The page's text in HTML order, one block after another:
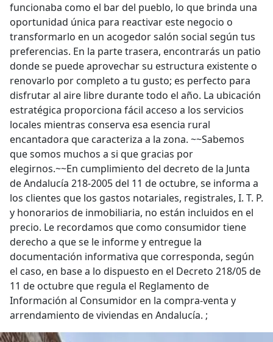
funcionaba como el bar del pueblo, lo que brinda una
oportunidad única para reactivar este negocio o
transformarlo en un acogedor salón social según tus
preferencias. En la parte trasera, encontrarás un patio
donde se puede aprovechar su estructura existente o
renovarlo por completo a tu gusto; es perfecto para
disfrutar al aire libre durante todo el año. La ubicación
estratégica proporciona fácil acceso a los servicios
locales mientras conserva esa esencia rural
encantadora que caracteriza a la zona. ~~Sabemos
que somos muchos a si que gracias por
elegirnos.~~En cumplimiento del decreto de la Junta
de Andalucía 218-2005 del 11 de octubre, se informa a
los clientes que los gastos notariales, registrales, I. T. P.
y honorarios de inmobiliaria, no están incluidos en el
precio. Le recordamos que como consumidor tiene
derecho a que se le informe y entregue la
documentación informativa que corresponda, según
el caso, en base a lo dispuesto en el Decreto 218/05 de
11 de octubre que regula el Reglamento de
Información al Consumidor en la compra-venta y
arrendamiento de viviendas en Andalucía. ;